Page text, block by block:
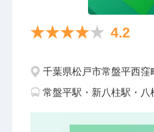
4.2
千葉県松戸市常盤平西窪
常盤平駅・新八柱駅・八